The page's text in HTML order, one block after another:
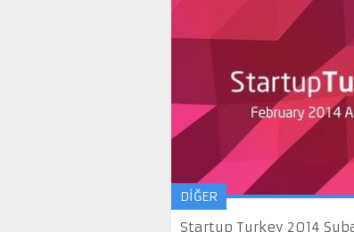
DİĞER
Startup Turkey 2014